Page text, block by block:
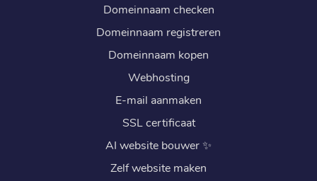
Domeinnaam checken
Domeinnaam registreren
Domeinnaam kopen
Webhosting
E-mail aanmaken
SSL certificaat
AI website bouwer✨
Zelf website maken